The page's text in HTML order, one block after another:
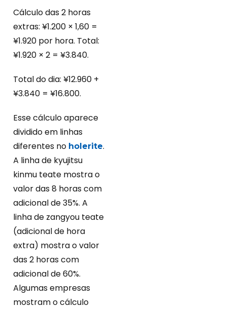
Cálculo das 2 horas
extras: ¥1.200 × 1,60 =
¥1.920 por hora. Total:
¥1.920 × 2 = ¥3.840.
Total do dia: ¥12.960 +
¥3.840 = ¥16.800.
Esse cálculo aparece
dividido em linhas
diferentes no holerite.
A linha de kyujitsu
kinmu teate mostra o
valor das 8 horas com
adicional de 35%. A
linha de zangyou teate
(adicional de hora
extra) mostra o valor
das 2 horas com
adicional de 60%.
Algumas empresas
mostram o cálculo